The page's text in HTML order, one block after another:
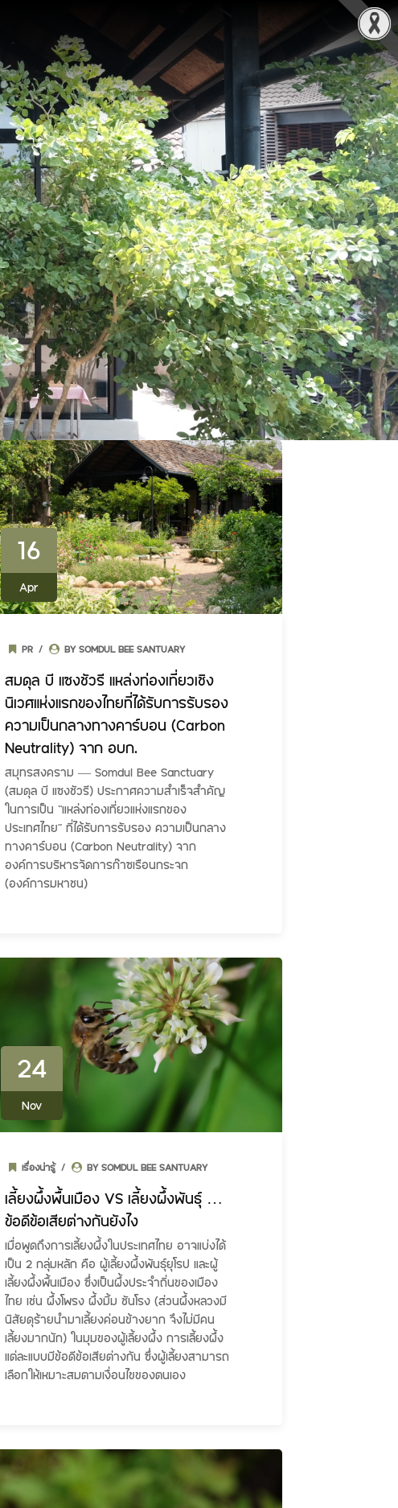
16
Apr
PR BY SOMDUL BEE SANTUARY
สมดุล บี แซงชัวรี แหล่งท่องเที่ยวเชิง
นิเวศแห่งแรกของไทยที่ได้รับการรับรอง
ความเป็นกลางทางคาร์บอน (Carbon
Neutrality) จาก อบก.
สมุทรสงคราม — Somdul Bee Sanctuary
(สมดุล บี แซงชัวรี) ประกาศความสำเร็จสำคัญ
ในการเป็น “แหล่งท่องเที่ยวแห่งแรกของ
ประเทศไทย” ที่ได้รับการรับรอง ความเป็นกลาง
ทางคาร์บอน (Carbon Neutrality) จาก
องค์การบริหารจัดการก๊าซเรือนกระจก
(องค์การมหาชน)
24
Nov
เรื่องน่ารู้ BY SOMDUL BEE SANTUARY
เลี้ยงผึ้งพื้นเมือง VS เลี้ยงผึ้งพันธุ์ …
ข้อดีข้อเสียต่างกันยังไง
เมื่อพูดถึงการเลี้ยงผึ้งในประเทศไทย อาจแบ่งได้
เป็น 2 กลุ่มหลัก คือ ผู้เลี้ยงผึ้งพันธุ์ยุโรป และผู้
เลี้ยงผึ้งพื้นเมือง ซึ่งเป็นผึ้งประจำถิ่นของเมือง
ไทย เช่น ผึ้งโพรง ผึ้งมิ้ม ชันโรง (ส่วนผึ้งหลวงมี
นิสัยดุร้ายนำมาเลี้ยงค่อนข้างยาก จึงไม่มีคน
เลี้ยงมากนัก) ในมุมของผู้เลี้ยงผึ้ง การเลี้ยงผึ้ง
แต่ละแบบมีข้อดีข้อเสียต่างกัน ซึ่งผู้เลี้ยงสามารถ
เลือกให้เหมาะสมตามเงื่อนไขของตนเอง